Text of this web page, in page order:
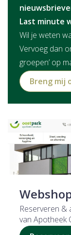
Last minute
Wil je weten
Vervoeg dan
groepen’ op
Breng mij
Reserveren &
van Apotheek